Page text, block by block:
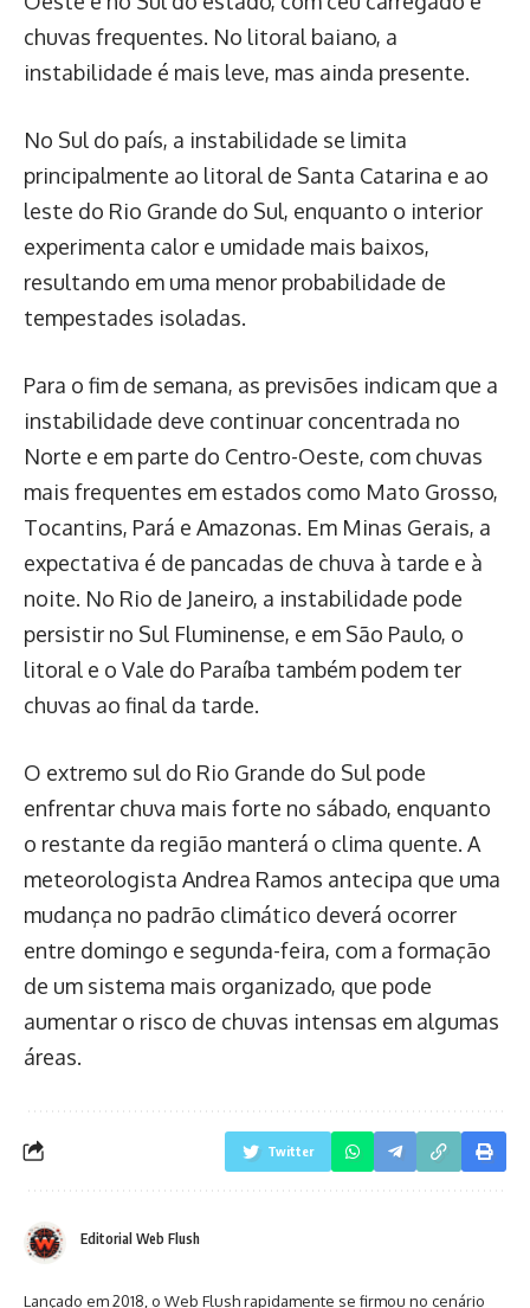
chuvas frequentes. No litoral baiano, a
instabilidade é mais leve, mas ainda presente.
No Sul do país, a instabilidade se limita
principalmente ao litoral de Santa Catarina e ao
leste do Rio Grande do Sul, enquanto o interior
experimenta calor e umidade mais baixos,
resultando em uma menor probabilidade de
tempestades isoladas.
Para o fim de semana, as previsões indicam que a
instabilidade deve continuar concentrada no
Norte e em parte do Centro-Oeste, com chuvas
mais frequentes em estados como Mato Grosso,
Tocantins, Pará e Amazonas. Em Minas Gerais, a
expectativa é de pancadas de chuva à tarde e à
noite. No Rio de Janeiro, a instabilidade pode
persistir no Sul Fluminense, e em São Paulo, o
litoral e o Vale do Paraíba também podem ter
chuvas ao final da tarde.
O extremo sul do Rio Grande do Sul pode
enfrentar chuva mais forte no sábado, enquanto
o restante da região manterá o clima quente. A
meteorologista Andrea Ramos antecipa que uma
mudança no padrão climático deverá ocorrer
entre domingo e segunda-feira, com a formação
de um sistema mais organizado, que pode
aumentar o risco de chuvas intensas em algumas
áreas.
Twitter
Editorial Web Flush
Lançado em 2018, o Web Flush rapidamente se firmou no cenário